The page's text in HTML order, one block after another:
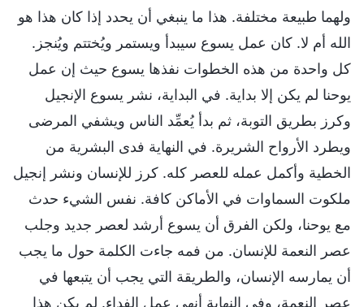
ولهما طبيعة مختلفة. هذا ما ينبغي أن يحدد إذا كان هذا هو
الله أم لا. كان عمل يسوع سيبدأ ويستمر ويُختتم ويُنجز.
كل واحدة من هذه الخطوات نفذها يسوع حيث إن عمل
يوحنا لم يكن إلا بداية. في البداية، نشر يسوع الإنجيل
وكرز بطريق التوبة، ثم بدأ يُعمِّد الناس ويشفي المرضى
ويطرد الأرواح الشريرة. في النهاية فدى البشرية من
الخطية وأكمل عمله للعصر كله. كرز للإنسان ونشر إنجيل
ملكوت السماوات في الأماكن كافة. نفس الشيء حدث
مع يوحنا، ولكن الفرق أن يسوع أرشد لعصر جديد وجلب
عصر النعمة للإنسان. من فمه جاءت الكلمة حول ما يجب
أن يمارسه الإنسان، والطريقة التي يجب أن يتبعها في
عصر النعمة، وفي النهاية أنهى عمل الفداء. لم يكن هذا